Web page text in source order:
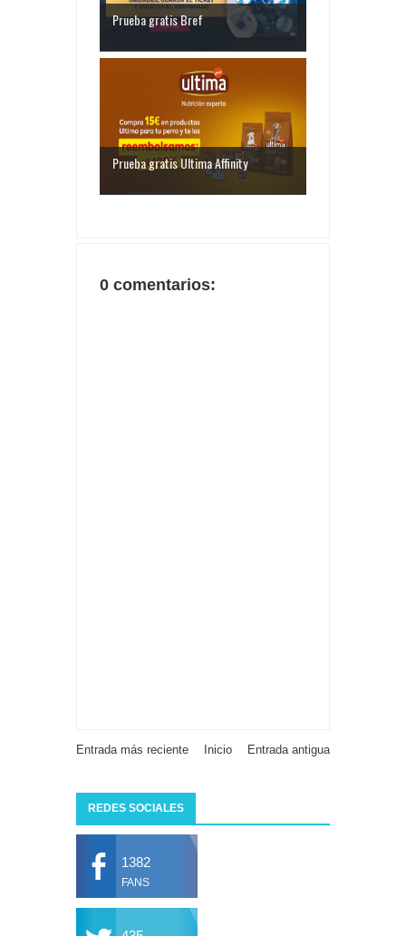
Prueba gratis Bref
Prueba gratis Ultima Affinity
0 comentarios:
Entrada más reciente Entrada antigua
Inicio
REDES SOCIALES
1382
FANS